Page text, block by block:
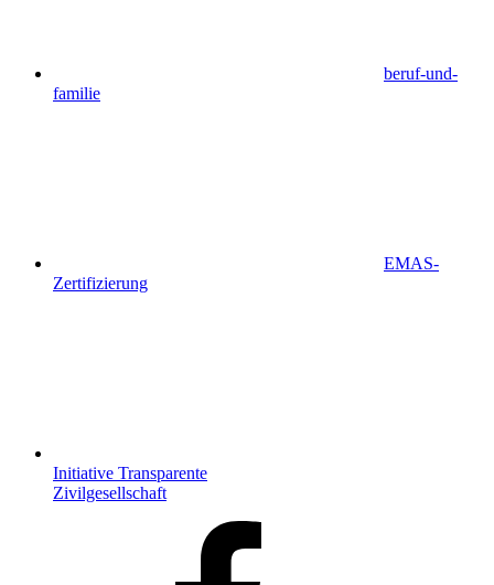
beruf-und-
familie
EMAS-
Zertifizierung
Initiative Transparente
Zivilgesellschaft